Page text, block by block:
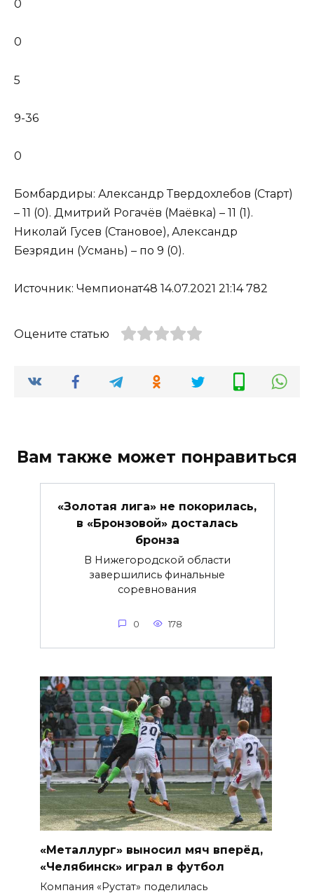
0
0
5
9-36
0
Бомбардиры: Александр Твердохлебов (Старт)
– 11 (0). Дмитрий Рогачёв (Маёвка) – 11 (1).
Николай Гусев (Становое), Александр
Безрядин (Усмань) – по 9 (0).
Источник: Чемпионат48 14.07.2021 21:14 782
Оцените статью
Вам также может понравиться
«Золотая лига» не покорилась,
в «Бронзовой» досталась
бронза
В Нижегородской области
завершились финальные
соревнования
0 178
«Металлург» выносил мяч вперёд,
«Челябинск» играл в футбол
Компания «Рустат» поделилась